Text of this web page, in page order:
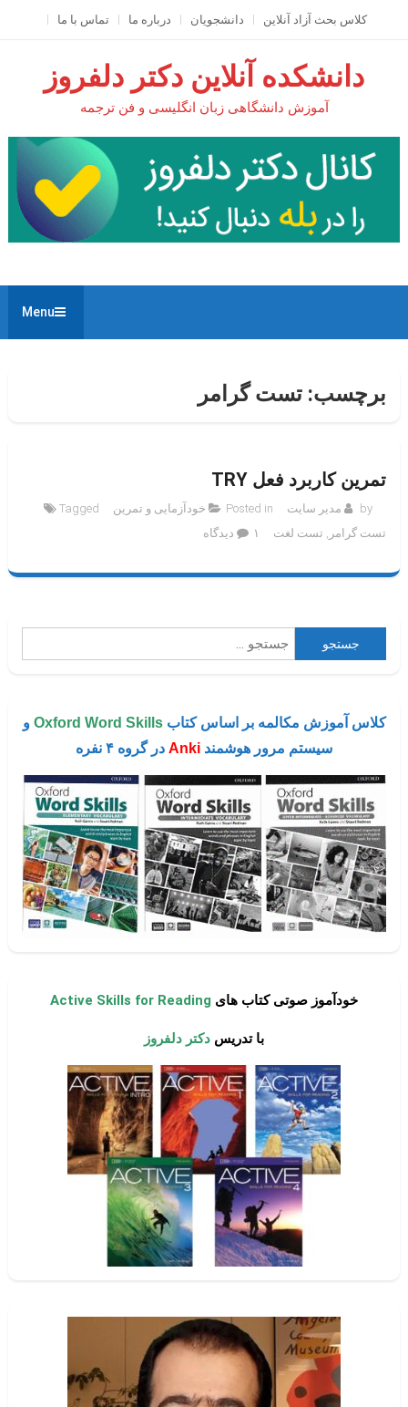
کلاس بحث آزاد آنلاين دانشجویان درباره ما تماس با ما
دانشکده آنلاین دکتر دلفروز
آموزش دانشگاهی زبان انگلیسی و فن ترجمه
Menu
برچسب: تست گرامر
تمرین کاربرد فعل TRY
by مدیر سایت Posted in خودآزمایی و تمرین
Tagged
تست گرامر , تست لغت ۱ دیدگاه
برای
کاربرد
برای:
کلاس آموزش مکالمه بر اساس کتابOxford Word Skills و
سیستم مرور هوشمند Anki در گروه ۴ نفره
خودآموز صوتی کتاب های Active Skills for Reading
با تدریس دکتر دلفروز